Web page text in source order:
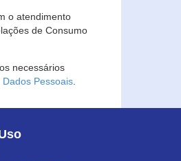
o atendimento
de Consumo
necessários
Pessoais